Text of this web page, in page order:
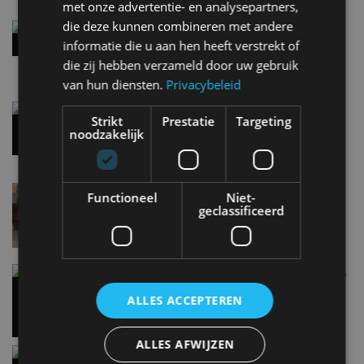
Street-art verklapt design nieuwe Smart #2
8:10
Gespot: een Chevrolet Corvette Z06
7 aug
Lamborghini Revuelto eert 60 jaar Miura met
speciale editie
Carbon fibre op je laadkabel: nergens voor nodig,
en precies daarom geweldig
5 aug
Hennessey Blackbird krijgt atmosferische V8 en
met onze advertentie- en analysepartners,
die deze kunnen combineren met andere
informatie die u aan hen heeft verstrekt of
die zij hebben verzameld door uw gebruik
van hun diensten. Privacybeleid
Strikt
noodzakelijk
Prestatie Targeting
Functioneel
Niet-
geclassificeerd
ALLES ACCEPTEREN
ALLES AFWIJZEN